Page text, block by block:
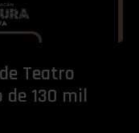
Teatro
130 mil